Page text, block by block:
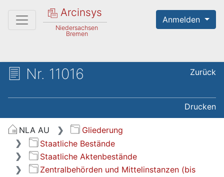
Arcinsys
Niedersachsen
Bremen
Anmelden
Nr. 11016 Zurück
Drucken
NLA AU
Gliederung
Staatliche Bestände
Staatliche Aktenbestände
Zentralbehörden und Mittelinstanzen (bis